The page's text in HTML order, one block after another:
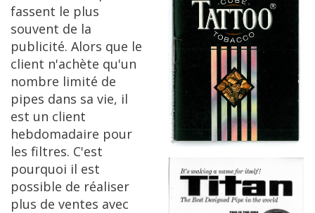
fassent le plus
souvent de la
publicité. Alors que le
client n'achète qu'un
nombre limité de
pipes dans sa vie, il
est un client
hebdomadaire pour
les filtres. C'est
pourquoi il est
possible de réaliser
plus de ventes avec